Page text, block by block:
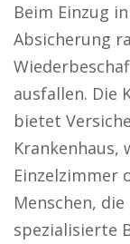
Beim Einzug
Absicherung
ausfallen. Die
bietet
Einzelzimmer
Menschen,
spezialisierte